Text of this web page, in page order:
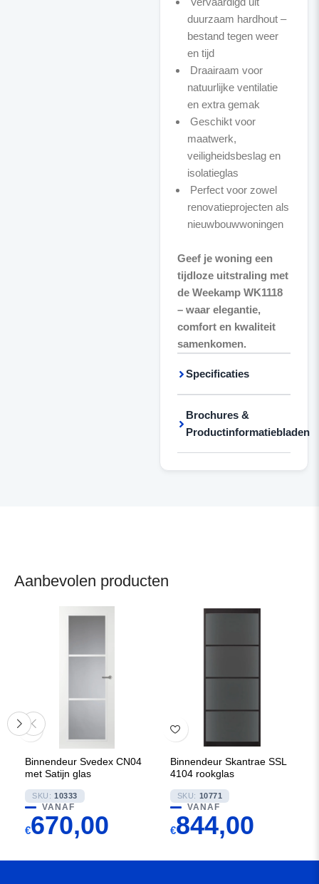
duurzaam hardhout –
bestand tegen weer
en tijd
Draairaam voor
natuurlijke ventilatie
en extra gemak
Geschikt voor
maatwerk,
veiligheidsbeslag en
isolatieglas
Perfect voor zowel
renovatieprojecten als
nieuwbouwwoningen
Geef je woning een
tijdloze uitstraling met
de Weekamp WK1118
– waar elegantie,
comfort en kwaliteit
samenkomen.
Specificaties
Brochures &
Productinformatiebladen
Aanbevolen producten
Binnendeur Svedex CN04
met Satijn glas
SKU: 10333
VANAF
€670,00
Binnendeur Skantrae SSL
4104 rookglas
SKU: 10771
VANAF
€844,00